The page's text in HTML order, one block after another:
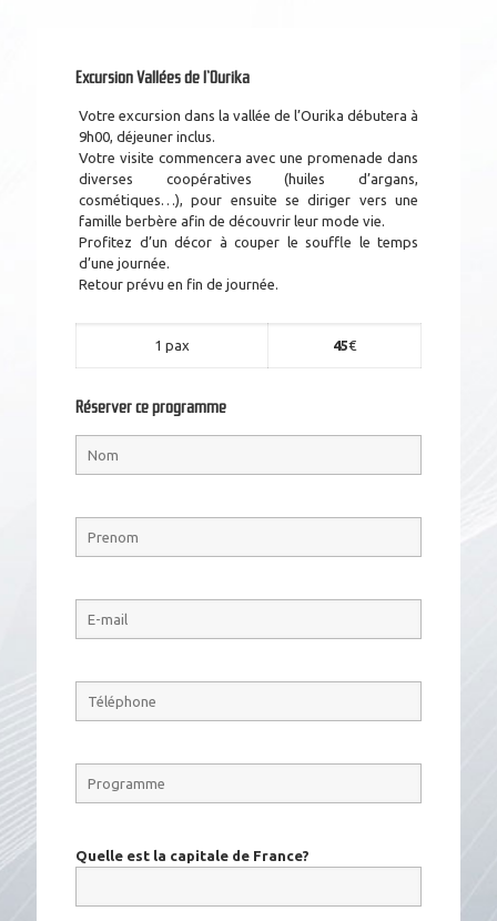
Excursion Vallées de l’Ourika
Votre excursion dans la vallée de l’Ourika débutera à
9h00, déjeuner inclus.
Votre visite commencera avec une promenade dans
diverses coopératives (huiles d’argans,
cosmétiques…), pour ensuite se diriger vers une
famille berbère afin de découvrir leur mode vie.
Profitez d’un décor à couper le souffle le temps
d’une journée.
Retour prévu en fin de journée.
1 pax 45€
Réserver ce programme
Quelle est la capitale de France?